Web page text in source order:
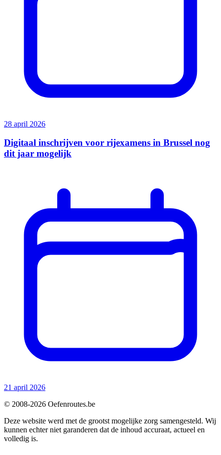
28 april 2026
Digitaal inschrijven voor rijexamens in Brussel nog
dit jaar mogelijk
21 april 2026
© 2008-2026 Oefenroutes.be
Deze website werd met de grootst mogelijke zorg samengesteld. Wij
kunnen echter niet garanderen dat de inhoud accuraat, actueel en
volledig is.